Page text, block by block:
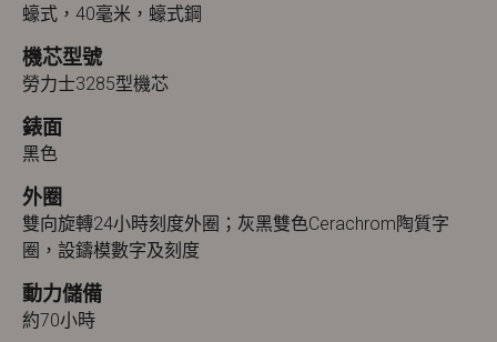
蠔式，40毫米，蠔式鋼
機芯型號
勞力士3285型機芯
錶面
黑色
外圈
雙向旋轉24小時刻度外圈；灰黑雙色Cerachrom陶質字
圈，設鑄模數字及刻度
動力儲備
約70小時